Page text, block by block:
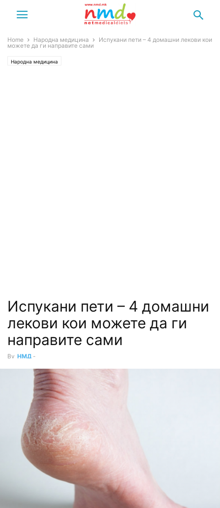
Home Народна медицина
Испукани пети – 4 домашни лекови кои
можете да ги направите сами
Народна медицина
Испукани пети – 4 домашни
лекови кои можете да ги
направите сами
By НМД -